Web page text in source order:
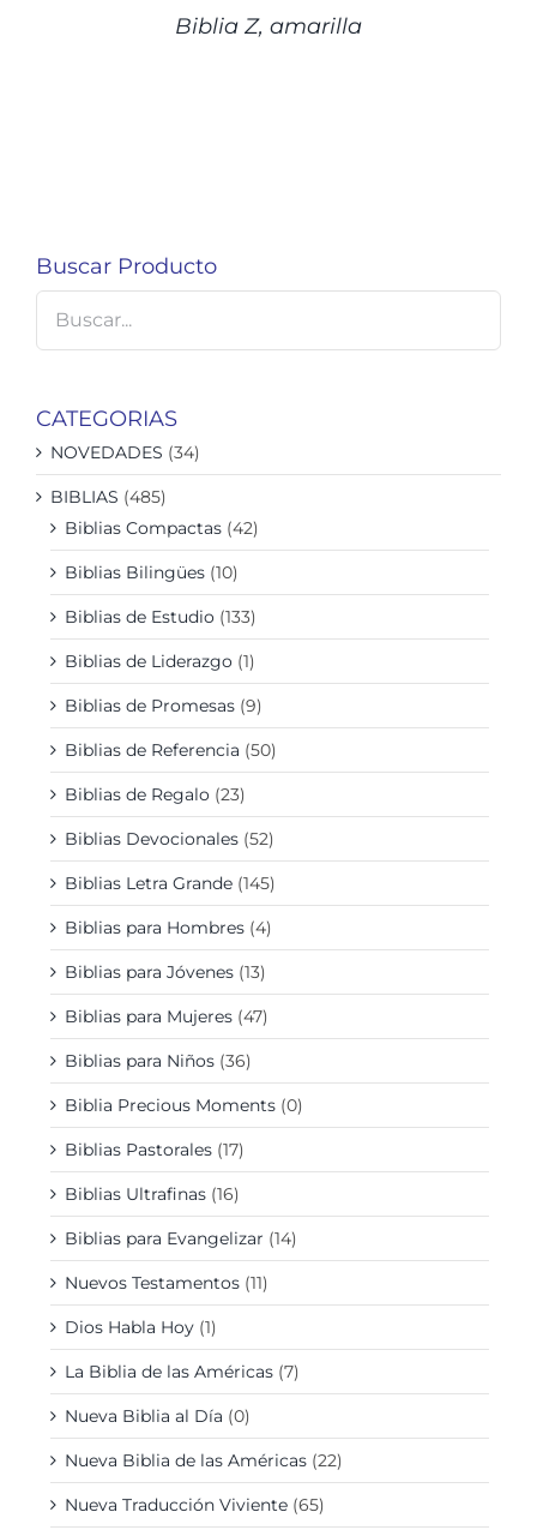
Biblia Z, amarilla
Buscar Producto
CATEGORIAS
NOVEDADES (34)
BIBLIAS (485)
Biblias Compactas (42)
Biblias Bilingües (10)
Biblias de Estudio (133)
Biblias de Liderazgo (1)
Biblias de Promesas (9)
Biblias de Referencia (50)
Biblias de Regalo (23)
Biblias Devocionales (52)
Biblias Letra Grande (145)
Biblias para Hombres (4)
Biblias para Jóvenes (13)
Biblias para Mujeres (47)
Biblias para Niños (36)
Biblia Precious Moments (0)
Biblias Pastorales (17)
Biblias Ultrafinas (16)
Biblias para Evangelizar (14)
Nuevos Testamentos (11)
Dios Habla Hoy (1)
La Biblia de las Américas (7)
Nueva Biblia al Día (0)
Nueva Biblia de las Américas (22)
Nueva Traducción Viviente (65)